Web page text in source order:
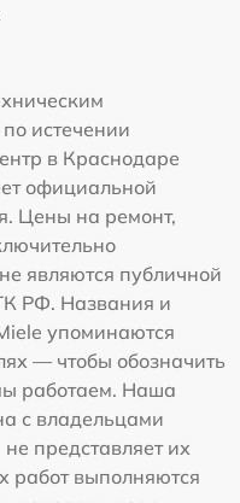
истечении
в Краснодаре
официальной
Цены на ремонт,
являются публичной
РФ. Названия и
упоминаются
— чтобы обозначить
работаем. Наша
с владельцами
представляет их
работ выполняются